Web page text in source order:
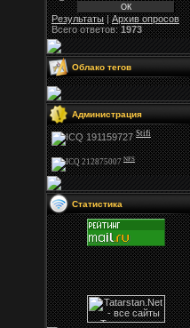
Результаты|Архив опросов
Всего ответов:1973
Облако тегов
Администрация
Stifi
NFS
Статистика